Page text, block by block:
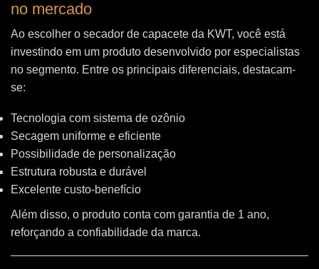
no mercado
Ao escolher o secador de capacete da KWT, você está
investindo em um produto desenvolvido por especialistas
no segmento. Entre os principais diferenciais, destacam-
se:
Tecnologia com sistema de ozônio
Secagem uniforme e eficiente
Possibilidade de personalização
Estrutura robusta e durável
Excelente custo-benefício
Além disso, o produto conta com garantia de 1 ano,
reforçando a confiabilidade da marca.